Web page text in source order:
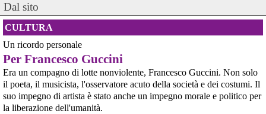
PeaceLink: “Una vittoria storica dei cittadini, ora la salute viene prima”
L’associazione PeaceLink esprime il proprio pieno sostegno e la più sentita
gratitudine al gruppo di cittadini e all'associazione Genitori Tarantini che
[news] Victor Jara, catturato l’ultimo dei suoi aguzzini
Víctor Jara, il cantautore dei poveri che sfidò la dittatura cilena con la sua
chitarra A cinquant'anni dal golpe che insanguinò il Cile, la storia di Víctor
Jara continua a risuonare come un inno alla dignità e alla resistenza. La
sua voce, spezzata dalle mani dei carn
[news] La "Breve storia del pacifismo italiano" è stata arricchita con undici
schede introduttive storico-culturali dei vari periodi, dal primo Novecento a
Dal sito
CULTURA
Un ricordo personale
Per Francesco Guccini
Era un compagno di lotte nonviolente, Francesco Guccini. Non solo
il poeta, il musicista, l'osservatore acuto della società e dei costumi. Il
suo impegno di artista è stato anche un impegno morale e politico per
la liberazione dell'umanità.